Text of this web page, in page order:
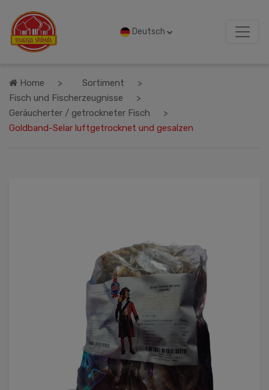
Deutsch
Home
Sortiment
Fisch und Fischerzeugnisse
Geräucherter / getrockneter Fisch
Goldband-Selar luftgetrocknet und gesalzen